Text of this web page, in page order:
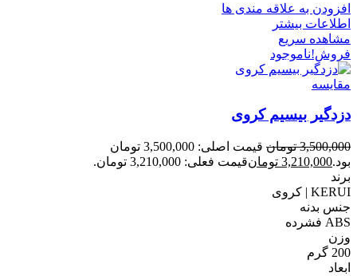
افزودن به علاقه مندی ها
اطلاعات بیشتر
مشاهده سریع
فروش!ناموجود
مقایسه
دزدگیر بیسیم کروی
3,500,000 تومان
قیمت اصلی: 3,500,000 تومان
بود.3,210,000 تومانقیمت فعلی: 3,210,000 تومان.
برند
KERUI | کروی
جنس بدنه
ABS فشرده
وزن
200 گرم
ابعاد